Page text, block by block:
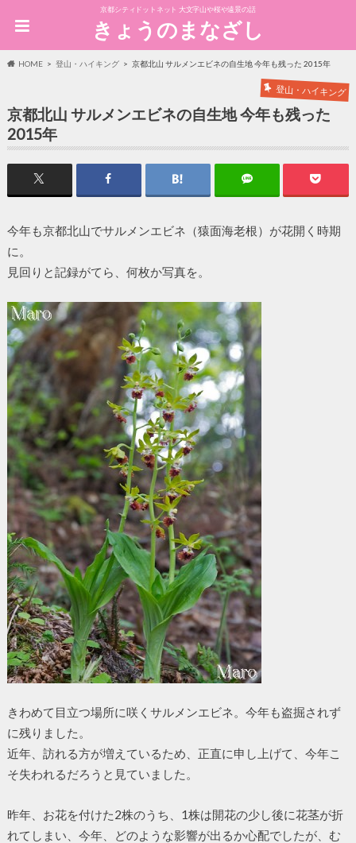
京都シティドットネット 大文字山や桜や遠景の話
きょうのまなざし
HOME 登山・ハイキング 京都北山 サルメンエビネの自生地 今年も残った 2015年
登山・ハイキング
京都北山 サルメンエビネの自生地 今年も残った
2015年
今年も京都北山でサルメンエビネ（猿面海老根）が花開く時期
に。
見回りと記録がてら、何枚か写真を。
きわめて目立つ場所に咲くサルメンエビネ。今年も盗掘されず
に残りました。
近年、訪れる方が増えているため、正直に申し上げて、今年こ
そ失われるだろうと見ていました。
昨年、お花を付けた2株のうち、1株は開花の少し後に花茎が折
れてしまい、今年、どのような影響が出るか心配でしたが、む